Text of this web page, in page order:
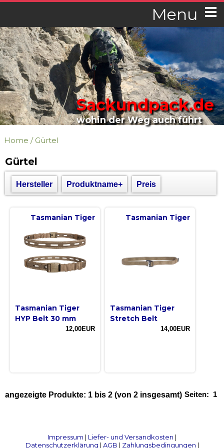
Menu
Sackundpack.de
wohin der Weg auch führt
Home / Gürtel
Gürtel
Hersteller Produktname+ Preis
Tasmanian Tiger
Tasmanian Tiger
HYP Belt 30 mm
12,00EUR
Tasmanian Tiger
Tasmanian Tiger
Stretch Belt
14,00EUR
Seiten: 1
angezeigte Produkte: 1 bis 2 (von 2 insgesamt)
Impressum | Liefer- und Versandkosten |
Datenschutzerklärung | AGB | Zahlungsbedingungen |